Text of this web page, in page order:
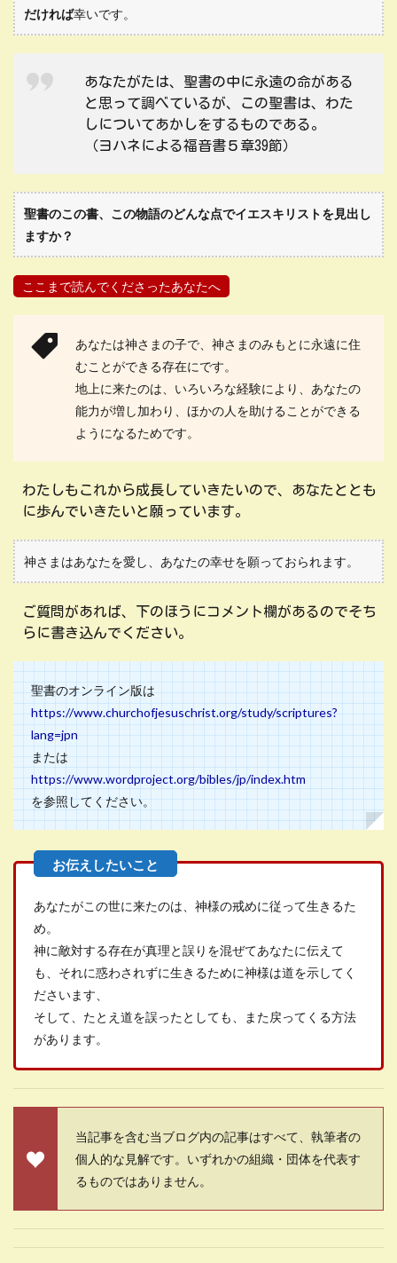
だければ幸いです。
あなたがたは、聖書の中に永遠の命がある
と思って調べているが、この聖書は、わた
しについてあかしをするものである。
（ヨハネによる福音書５章39節）
聖書のこの書、この物語のどんな点でイエスキリストを見出し
ますか？
ここまで読んでくださったあなたへ
あなたは神さまの子で、神さまのみもとに永遠に住
むことができる存在にです。
地上に来たのは、いろいろな経験により、あなたの
能力が増し加わり、ほかの人を助けることができる
ようになるためです。
わたしもこれから成長していきたいので、あなたととも
に歩んでいきたいと願っています。
神さまはあなたを愛し、あなたの幸せを願っておられます。
ご質問があれば、下のほうにコメント欄があるのでそち
らに書き込んでください。
聖書のオンライン版は
https://www.churchofjesuschrist.org/study/scriptures?
lang=jpn
または
https://www.wordproject.org/bibles/jp/index.htm
を参照してください。
あなたがこの世に来たのは、神様の戒めに従って生きるた
め。
神に敵対する存在が真理と誤りを混ぜてあなたに伝えて
も、それに惑わされずに生きるために神様は道を示してく
ださいます、
そして、たとえ道を誤ったとしても、また戻ってくる方法
があります。
当記事を含む当ブログ内の記事はすべて、執筆者の
個人的な見解です。いずれかの組織・団体を代表す
るものではありません。